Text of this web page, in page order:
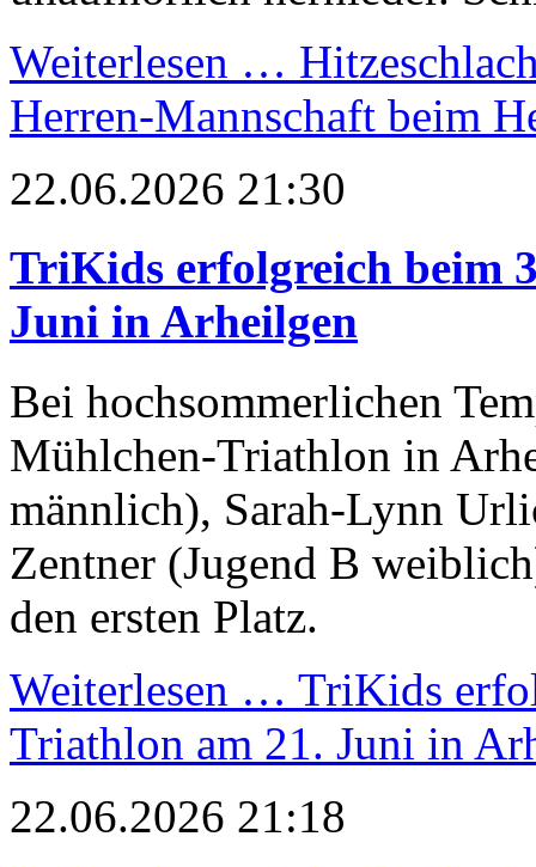
Weiterlesen …
Herren-Mannschaft beim
22.06.2026 21:30
TriKids erfolgreich beim
Juni in Arheilgen
Bei hochsommerlichen
Mühlchen-Triathlon in
männlich), Sarah-Lynn
Zentner (Jugend B
den ersten Platz.
Weiterlesen … TriKids
Triathlon am 21. Juni in
22.06.2026 21:18